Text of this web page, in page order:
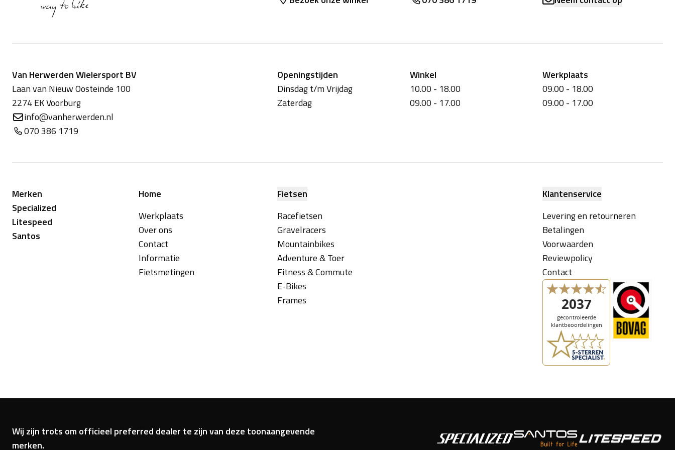
Van Herwerden Wielersport BV
Laan van Nieuw Oosteinde 100
2274 EK Voorburg
info@vanherwerden.nl
070 386 1719
Openingstijden
Dinsdag t/m Vrijdag
Zaterdag
Winkel
10.00 - 18.00
09.00 - 17.00
Werkplaats
09.00 - 18.00
09.00 - 17.00
Merken
Specialized
Litespeed
Santos
Home
Werkplaats
Over ons
Contact
Informatie
Fietsmetingen
Fietsen
Racefietsen
Gravelracers
Mountainbikes
Adventure & Toer
Fitness & Commute
E-Bikes
Frames
Klantenservice
Levering en retourneren
Betalingen
Voorwaarden
Reviewpolicy
Contact
Wij zijn trots om officieel preferred dealer te zijn van deze toonaangevende
merken.